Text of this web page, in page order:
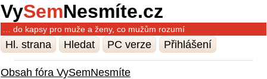
VySemNesmíte.cz
… do kapsy pro muže a ženy, co mužům rozumí
Hl. strana Hledat PC verze Přihlášení
Obsah fóra VySemNesmíte